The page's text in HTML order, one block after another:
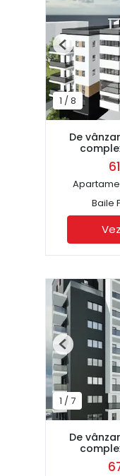
1 / 8
Previous
De
Baile
1 /7
Previous
De